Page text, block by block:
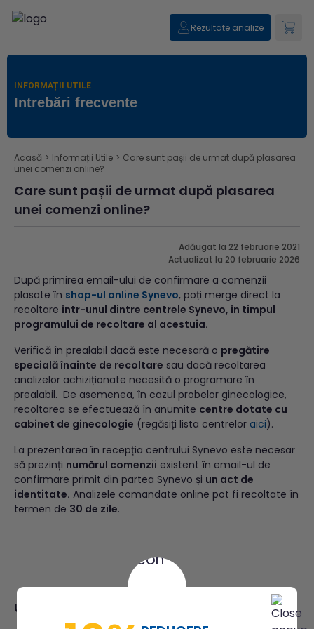
Rezultate analize
INFORMAȚII UTILE
Intrebări frecvente
Acasă > Informații Utile > Care sunt pașii de urmat după plasarea
unei comenzi online?
Care sunt pașii de urmat după plasarea
unei comenzi online?
Adăugat la 22 februarie 2021
Actualizat la 20 februarie 2026
După primirea email-ului de confirmare a comenzii
plasate în shop-ul online Synevo, poți merge direct la
recoltare într-unul dintre centrele Synevo, în timpul
programului de recoltare al acestuia.
Verifică în prealabil dacă este necesară o pregătire
specială înainte de recoltare sau dacă recoltarea
analizelor achiziționate necesită o programare în
prealabil. De asemenea, în cazul probelor ginecologice,
recoltarea se efectuează în anumite centre dotate cu
cabinet de ginecologie (regăsiți lista centrelor aici).
La prezentarea în recepția centrului Synevo este necesar
să prezinți numărul comenzii existent în email-ul de
confirmare primit din partea Synevo și un act de
identitate. Analizele comandate online pot fi recoltate în
termen de 30 de zile.
Ultimele articole